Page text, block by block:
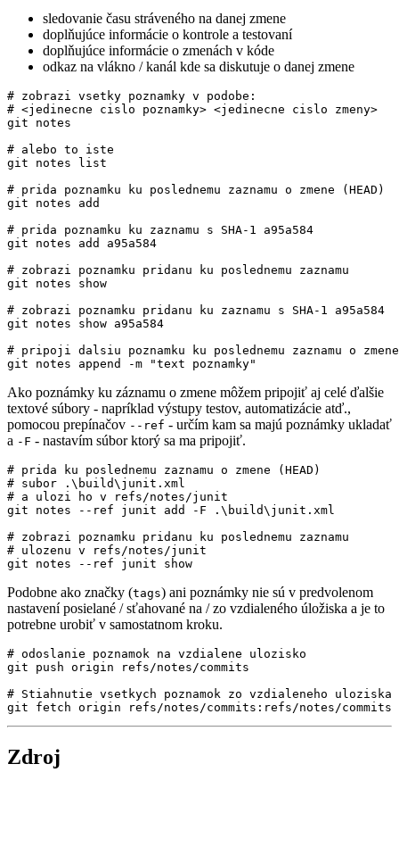
sledovanie času stráveného na danej zmene
doplňujúce informácie o kontrole a testovaní
doplňujúce informácie o zmenách v kóde
odkaz na vlákno / kanál kde sa diskutuje o danej zmene
# zobrazi vsetky poznamky v podobe:
# <jedinecne cislo poznamky> <jedinecne cislo zmeny>
# alebo to iste
# prida poznamku ku poslednemu zaznamu o zmene (HEAD)
# prida poznamku ku zaznamu s SHA-1 a95a584
# zobrazi poznamku pridanu ku poslednemu zaznamu
# zobrazi poznamku pridanu ku zaznamu s SHA-1 a95a584
# pripoji dalsiu poznamku ku poslednemu zaznamu o zmene
git notes append -m
"text poznamky"
Ako poznámky ku záznamu o zmene môžem pripojiť aj celé ďalšie
textové súbory - napríklad výstupy testov, automatizácie atď.,
pomocou prepínačov --ref - určím kam sa majú poznámky ukladať
a -F - nastavím súbor ktorý sa ma pripojiť.
# prida ku poslednemu zaznamu o zmene (HEAD)
# subor .\build\junit.xml
# a ulozi ho v refs/notes/junit
git notes --ref junit add -F . \build\j
# zobrazi poznamku pridanu ku poslednemu zaznamu
# ulozenu v refs/notes/junit
Podobne ako značky (tags) ani poznámky nie sú v predvolenom
nastavení posielané / sťahované na / zo vzdialeného úložiska a je to
potrebne urobiť v samostatnom kroku.
# odoslanie poznamok na vzdialene ulozisko
# Stiahnutie vsetkych poznamok zo vzdialeneho uloziska
Zdroj